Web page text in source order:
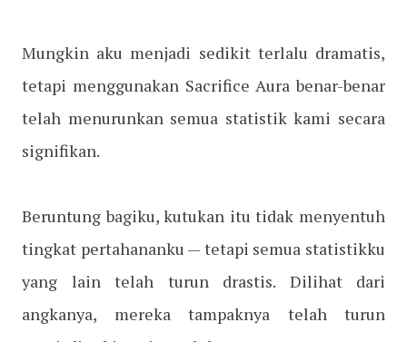
Mungkin aku menjadi sedikit terlalu dramatis,
tetapi menggunakan Sacrifice Aura benar-benar
telah menurunkan semua statistik kami secara
signifikan.
Beruntung bagiku, kutukan itu tidak menyentuh
tingkat pertahananku — tetapi semua statistikku
yang lain telah turun drastis. Dilihat dari
angkanya, mereka tampaknya telah turun